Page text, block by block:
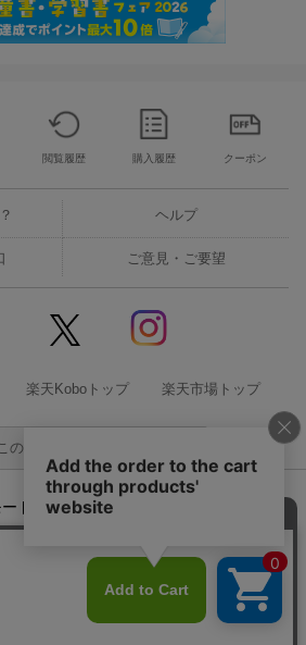
閲覧履歴 購入履歴 クーポン
ヘルプ
ご意見・ご要望
楽天Koboトップ 楽天市場トップ
のページの先頭に戻る
ド モバイル
護方針
特定商取引法に基づく表記